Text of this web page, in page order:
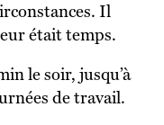
Il
était temps.
de travail.